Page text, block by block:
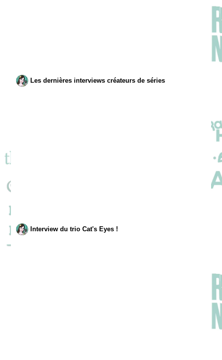
Les dernières interviews créateurs de séries
Interview du trio Cat's Eyes !